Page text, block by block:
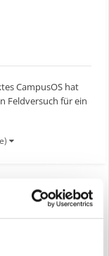
CampusOS hat
Feldversuch für ein
von dem die
Test in gr...
aus der